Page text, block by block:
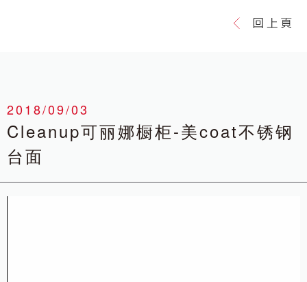
2018/09/03
Cleanup可丽娜橱柜-美coat不锈钢
台面